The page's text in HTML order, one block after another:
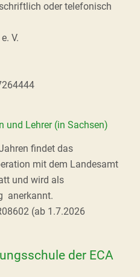
oder telefonisch
V.
und Lehrer (in Sachsen)
findet das
mit dem Landesamt
und wird als
anerkannt.
(ab 1.7.2026
der ECA